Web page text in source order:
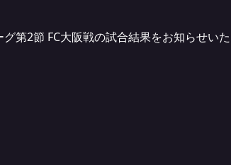
第2節 FC大阪戦の試合結果をお知らせいた